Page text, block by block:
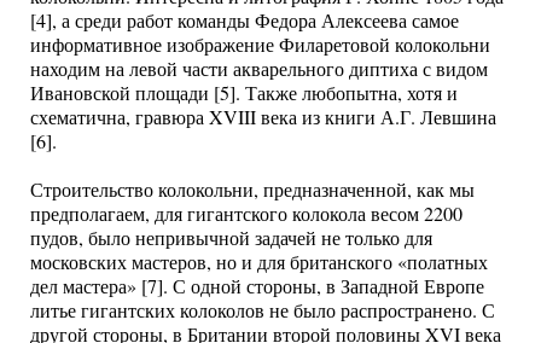
[4], а среди работ команды Федора Алексеева самое
информативное изображение Филаретовой колокольни
находим на левой части акварельного диптиха с видом
Ивановской площади [5]. Также любопытна, хотя и
схематична, гравюра XVIII века из книги А.Г. Левшина
[6].
Строительство колокольни, предназначенной, как мы
предполагаем, для гигантского колокола весом 2200
пудов, было непривычной задачей не только для
московских мастеров, но и для британского «полатных
дел мастера» [7]. С одной стороны, в Западной Европе
литье гигантских колоколов не было распространено. С
другой стороны, в Британии второй половины XVI века